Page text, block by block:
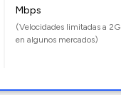
Mbps
(Velocidades limitadas a 2G
en algunos mercados)